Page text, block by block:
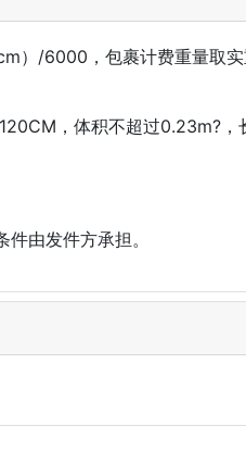
）/6000，包裹计费重量取
，体积不超过0.23m?，
由发件方承担。